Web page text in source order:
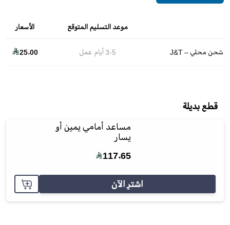
موعد التسليم المتوقع الأسعار
شحن محلي – J&T 3-5أيام عمل 25.00
قطع بديلة
مساعد أمامي يمين أو
يسار
117.65
اشترِ الآن